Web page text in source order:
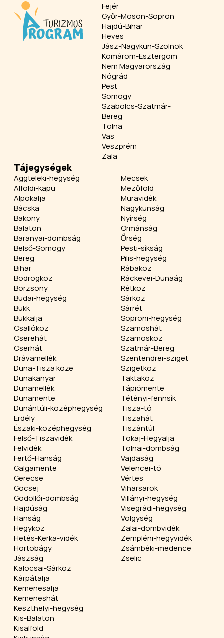
Fejér
Győr-Moson-Sopron
Hajdú-Bihar
Heves
Jász-Nagykun-Szolnok
Komárom-Esztergom
Nem Magyarország
Nógrád
Pest
Somogy
Szabolcs-Szatmár-
Bereg
Tolna
Vas
Veszprém
Zala
Tájegységek
Aggteleki-hegység
Alföldi-kapu
Alpokalja
Bácska
Bakony
Balaton
Baranyai-dombság
Belső-Somogy
Bereg
Bihar
Bodrogköz
Börzsöny
Budai-hegység
Bükk
Bükkalja
Csallóköz
Cserehát
Cserhát
Drávamellék
Duna-Tisza köze
Dunakanyar
Dunamellék
Dunamente
Dunántúli-középhegység
Erdély
Északi-középhegység
Felső-Tiszavidék
Felvidék
Fertő-Hanság
Galgamente
Gerecse
Göcsej
Gödöllői-dombság
Hajdúság
Hanság
Hegyköz
Hetés-Kerka-vidék
Hortobágy
Jászság
Kalocsai-Sárköz
Kárpátalja
Kemenesalja
Kemeneshát
Keszthelyi-hegység
Kis-Balaton
Kisalföld
Mecsek
Mezőföld
Muravidék
Nagykunság
Nyírség
Ormánság
Őrség
Pesti-síkság
Pilis-hegység
Rábaköz
Ráckevei-Dunaág
Rétköz
Sárköz
Sárrét
Soproni-hegység
Szamoshát
Szamosköz
Szatmár-Bereg
Szentendrei-sziget
Szigetköz
Taktaköz
Tápiómente
Tétényi-fennsík
Tisza-tó
Tiszahát
Tiszántúl
Tokaj-Hegyalja
Tolnai-dombság
Vajdaság
Velencei-tó
Vértes
Viharsarok
Villányi-hegység
Visegrádi-hegység
Völgység
Zalai-dombvidék
Zempléni-hegyvidék
Zsámbéki-medence
Zselic